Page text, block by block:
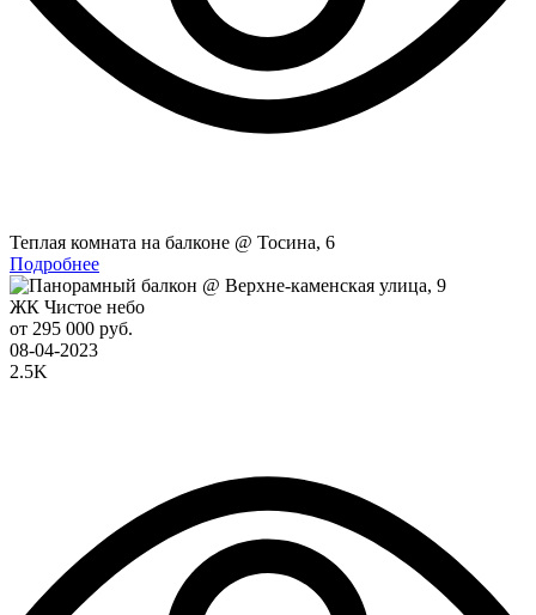
Теплая комната на балконе @ Тосина, 6
Подробнее
ЖК Чистое небо
от 295 000 руб.
08-04-2023
2.5K